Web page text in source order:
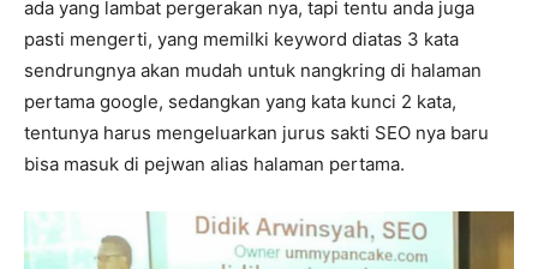
ada yang lambat pergerakan nya, tapi tentu anda juga
pasti mengerti, yang memilki keyword diatas 3 kata
sendrungnya akan mudah untuk nangkring di halaman
pertama google, sedangkan yang kata kunci 2 kata,
tentunya harus mengeluarkan jurus sakti SEO nya baru
bisa masuk di pejwan alias halaman pertama.